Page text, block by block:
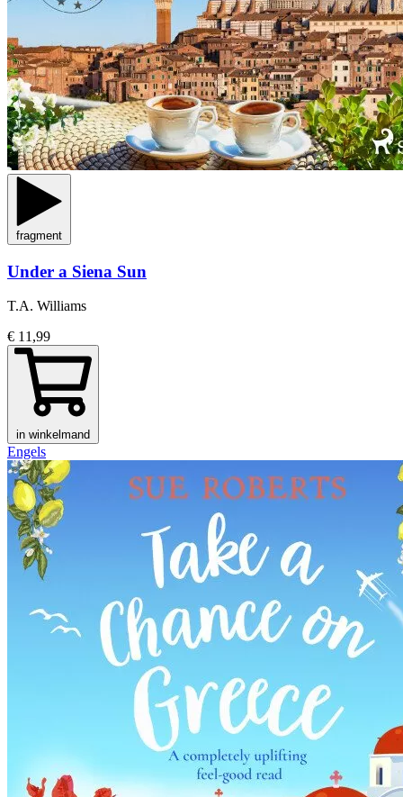
fragment
Under a Siena Sun
T.A. Williams
€ 11,99
in winkelmand
Engels